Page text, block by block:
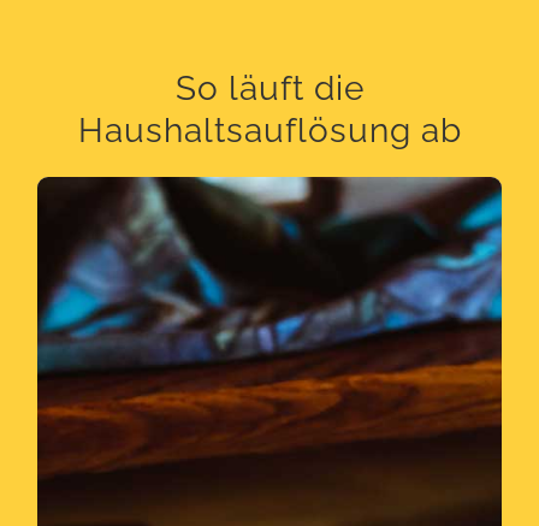
So läuft die
Haushaltsauflösung ab
Haushaltsentrümpelung weitere
wertvolle Gegenstände – zum Beispiel
alten Schmuck – finden, händigen wir
Ihnen die Fundsachen
selbstverständlich aus. Diese können
wir auf Ihren Wunsch natürlich auch mit